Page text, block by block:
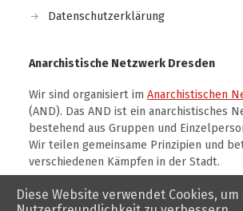
Datenschutzerklärung
Anarchistische Netzwerk Dresden
Wir sind organisiert im Anarchistischen
(AND). Das AND ist ein anarchistisches
bestehend aus Gruppen und
Wir teilen gemeinsame Prinzipien und
verschiedenen Kämpfen in der Stadt.
Diese Website verwendet Cookies, um